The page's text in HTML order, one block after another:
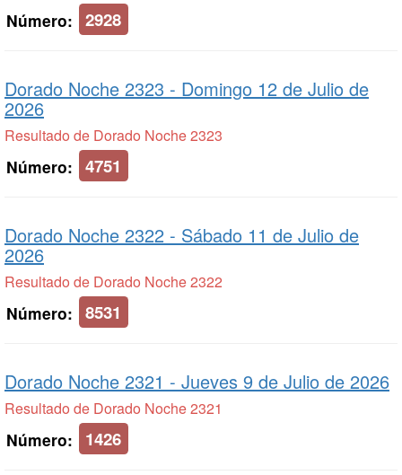
Número: 2928
Dorado Noche 2323 - Domingo 12 de Julio de
2026
Resultado de Dorado Noche 2323
Número: 4751
Dorado Noche 2322 - Sábado 11 de Julio de
2026
Resultado de Dorado Noche 2322
Número: 8531
Dorado Noche 2321 - Jueves 9 de Julio de 2026
Resultado de Dorado Noche 2321
Número: 1426